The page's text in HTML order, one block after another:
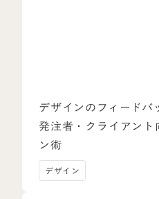
デザインのフィードバ
発注者・クライアン
ン術
デザイン